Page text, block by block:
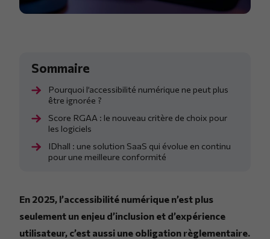
Pourquoi l’accessibilité numérique ne peut plus
être ignorée ?
Score RGAA : le nouveau critère de choix pour
les logiciels
IDhall : une solution SaaS qui évolue en continu
pour une meilleure conformité
En 2025, l’accessibilité numérique n’est plus
seulement un enjeu d’inclusion et d’expérience
utilisateur, c’est aussi une obligation règlementaire.